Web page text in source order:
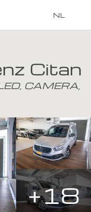
NL
Citan
CAMERA,
+18